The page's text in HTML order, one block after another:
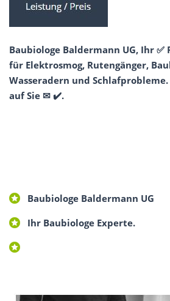
Baubiologe Baldermann UG, Ihr ✅
für Elektrosmog, Rutengänger,
Wasseradern und
auf Sie ✉ ✔️.
Baubiologe Baldermann UG
Ihr Baubiologe Experte.